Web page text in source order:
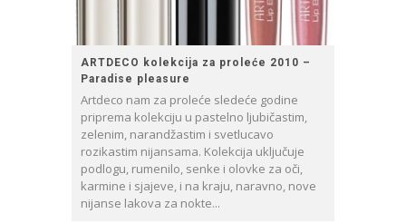
ARTDECO kolekcija za proleće 2010 –
Paradise pleasure
Artdeco nam za proleće sledeće godine
priprema kolekciju u pastelno ljubičastim,
zelenim, narandžastim i svetlucavo
rozikastim nijansama. Kolekcija uključuje
podlogu, rumenilo, senke i olovke za oči,
karmine i sjajeve, i na kraju, naravno, nove
nijanse lakova za nokte...